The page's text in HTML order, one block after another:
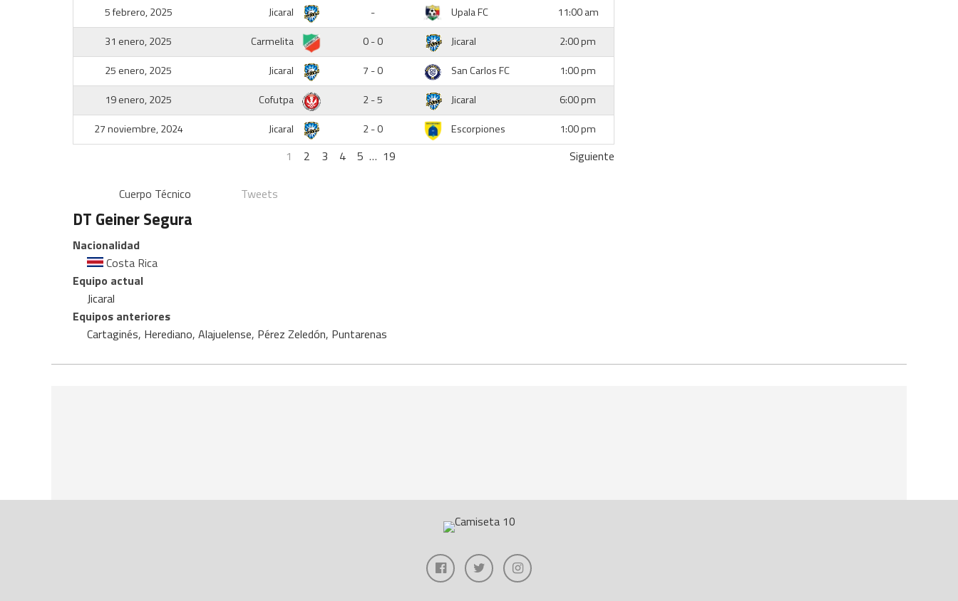
5 febrero, 2025
Jicaral - Upala FC
11:00 am
31 enero, 2025
Carmelita 0 - 0 Jicaral
2:00 pm
25 enero, 2025
Jicaral 7 - 0 San Carlos FC
1:00 pm
19 enero, 2025
Cofutpa 2 - 5 Jicaral
6:00 pm
27 noviembre, 2024
Jicaral 2 - 0 Escorpiones 1:00 pm
1 2 3 4 5 … 19 Siguiente
Cuerpo Técnico Tweets
DT Geiner Segura
Nacionalidad
Costa Rica
Equipo actual
Jicaral
Equipos anteriores
Cartaginés, Herediano, Alajuelense, Pérez Zeledón, Puntarenas